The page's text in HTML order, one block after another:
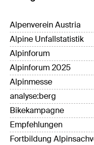
Alpenverein Austria
Alpine Unfallstatistik
Alpinforum
Alpinforum 2025
Alpinmesse
analyse:berg
Bikekampagne
Empfehlungen
Fortbildung